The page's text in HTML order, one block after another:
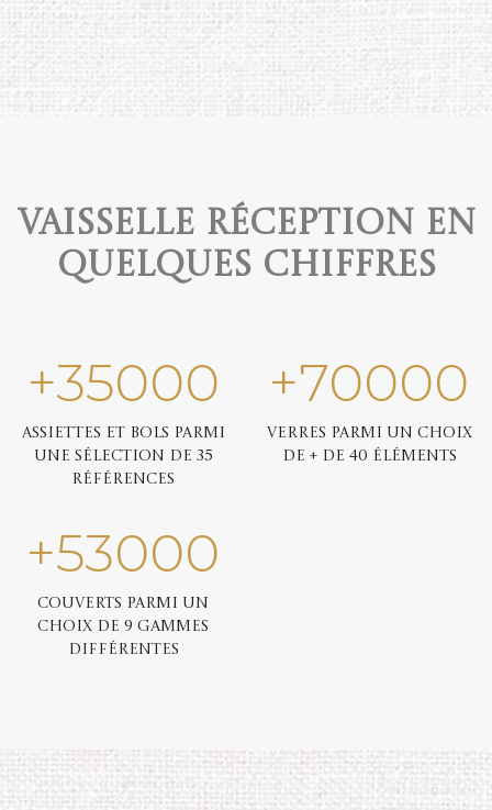
Vaisselle réception en
quelques chiffres
+35000
Assiettes et bols parmi
une sélection de 35
références
+70000
Verres parmi un choix
de + de 40 éléments
+53000
Couverts parmi un
choix de 9 gammes
différentes